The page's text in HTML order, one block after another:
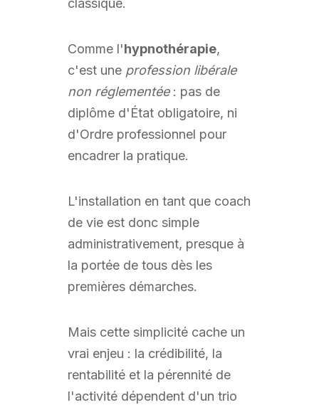
classique.
Comme l'hypnothérapie,
c'est une profession libérale
non réglementée: pas de
diplôme d'État obligatoire, ni
d'Ordre professionnel pour
encadrer la pratique.
L'installation en tant que coach
de vie est donc simple
administrativement, presque à
la portée de tous dès les
premières démarches.
Mais cette simplicité cache un
vrai enjeu : la crédibilité, la
rentabilité et la pérennité de
l'activité dépendent d'un trio